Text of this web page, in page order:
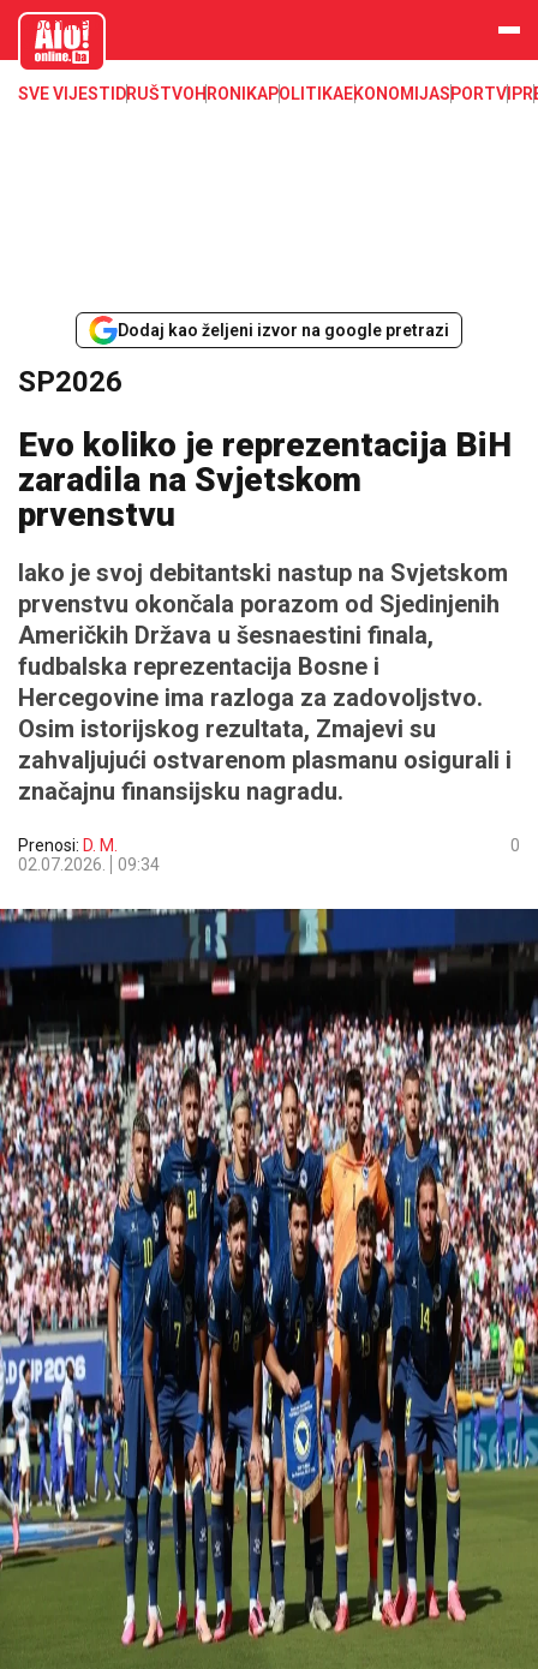
aloonline.b
SVE VIJESTI DRUŠTVOHRONIKAPOLITIKAEKONOMIJASPORTVIP
Dodaj kao željeni izvor na google pretrazi
SP2026
Evo koliko je reprezentacija BiH
zaradila na Svjetskom
prvenstvu
Iako je svoj debitantski nastup na Svjetskom
prvenstvu okončala porazom od Sjedinjenih
Američkih Država u šesnaestini finala,
fudbalska reprezentacija Bosne i
Hercegovine ima razloga za zadovoljstvo.
Osim istorijskog rezultata, Zmajevi su
zahvaljujući ostvarenom plasmanu osigurali i
značajnu finansijsku nagradu.
Prenosi: D. M.
02.07.2026.
09:34
0